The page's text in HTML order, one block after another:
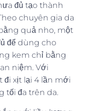
đủ tạo thành
chuyên gia da
quả nho, một
để dùng cho
kem chỉ bằng
niệm. Với
xịt lại 4 lần mới
tối đa trên da.